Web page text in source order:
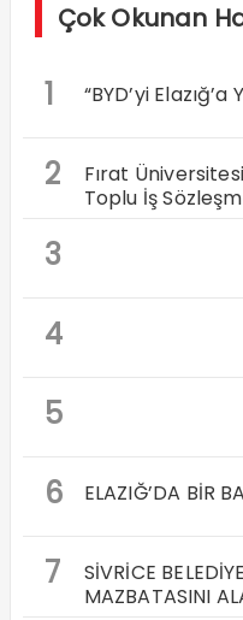
Çok Okunan
1 “BYD’yi
2
Fırat
Toplu İş
3
4
5
6
ELAZIĞ’DA BİR
7
SİVRİCE
MAZBATASINI